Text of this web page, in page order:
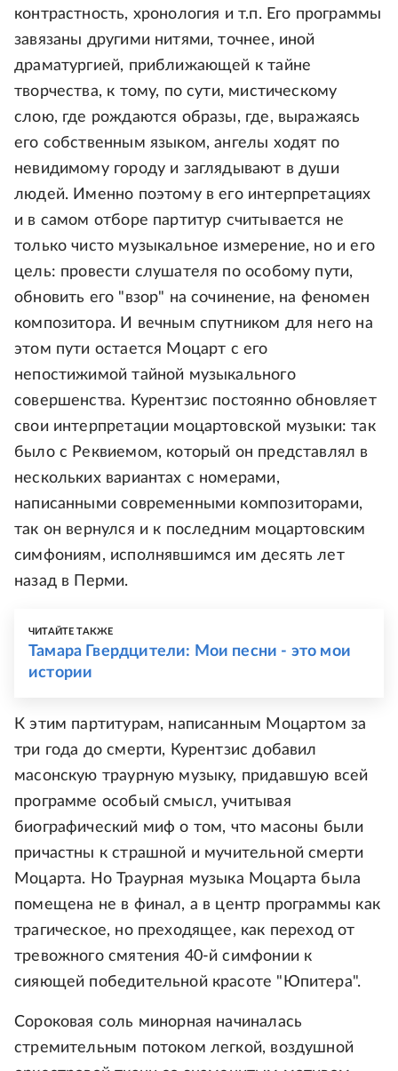
контрастность, хронология и т.п. Его программы
завязаны другими нитями, точнее, иной
драматургией, приближающей к тайне
творчества, к тому, по сути, мистическому
слою, где рождаются образы, где, выражаясь
его собственным языком, ангелы ходят по
невидимому городу и заглядывают в души
людей. Именно поэтому в его интерпретациях
и в самом отборе партитур считывается не
только чисто музыкальное измерение, но и его
цель: провести слушателя по особому пути,
обновить его "взор" на сочинение, на феномен
композитора. И вечным спутником для него на
этом пути остается Моцарт с его
непостижимой тайной музыкального
совершенства. Курентзис постоянно обновляет
свои интерпретации моцартовской музыки: так
было с Реквиемом, который он представлял в
нескольких вариантах с номерами,
написанными современными композиторами,
так он вернулся и к последним моцартовским
симфониям, исполнявшимся им десять лет
назад в Перми.
ЧИТАЙТЕ ТАКЖЕ
Тамара Гвердцители: Мои песни - это мои
истории
К этим партитурам, написанным Моцартом за
три года до смерти, Курентзис добавил
масонскую траурную музыку, придавшую всей
программе особый смысл, учитывая
биографический миф о том, что масоны были
причастны к страшной и мучительной смерти
Моцарта. Но Траурная музыка Моцарта была
помещена не в финал, а в центр программы как
трагическое, но преходящее, как переход от
тревожного смятения 40-й симфонии к
сияющей победительной красоте "Юпитера".
Сороковая соль минорная начиналась
стремительным потоком легкой, воздушной